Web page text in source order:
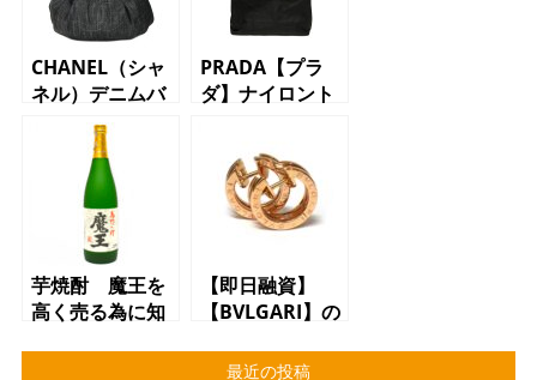
CHANEL（シャ
ネル）デニムバ
PRADA【プラ
ダ】ナイロント
芋焼酎 魔王を
高く売る為に知
【即日融資】
【BVLGARI】の
ー】【質】【か
最近の投稿